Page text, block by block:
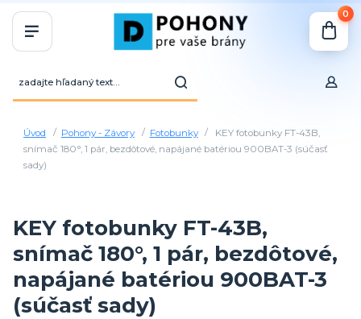
0
Úvod Pohony - Závory Fotobunky
KEY fotobunky FT-43B,
snímač 180°, 1 pár, bezdôtové, napájané batériou 900BAT-3 (súčasť
sady)
KEY fotobunky FT-43B,
snímač 180°, 1 pár, bezdôtové,
napájané batériou 900BAT-3
(súčasť sady)